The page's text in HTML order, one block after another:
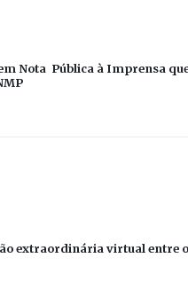
Nota Pública à Imprensa
extraordinária virtual entre